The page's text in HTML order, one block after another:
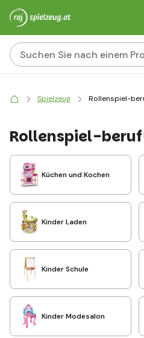
Spielzeug Rollenspiel-
Rollenspiel-beruf
Küchen und Kochen
Kinder Laden
Kinder Schule
Kinder Modesalon